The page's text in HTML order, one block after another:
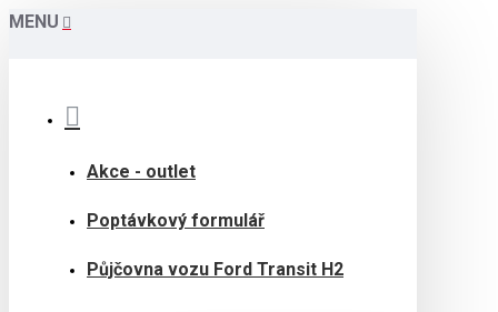
MENU
Akce - outlet
Poptávkový formulář
Půjčovna vozu Ford Transit H2